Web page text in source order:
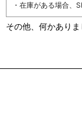
・在庫がある場合、
その他、何かありま